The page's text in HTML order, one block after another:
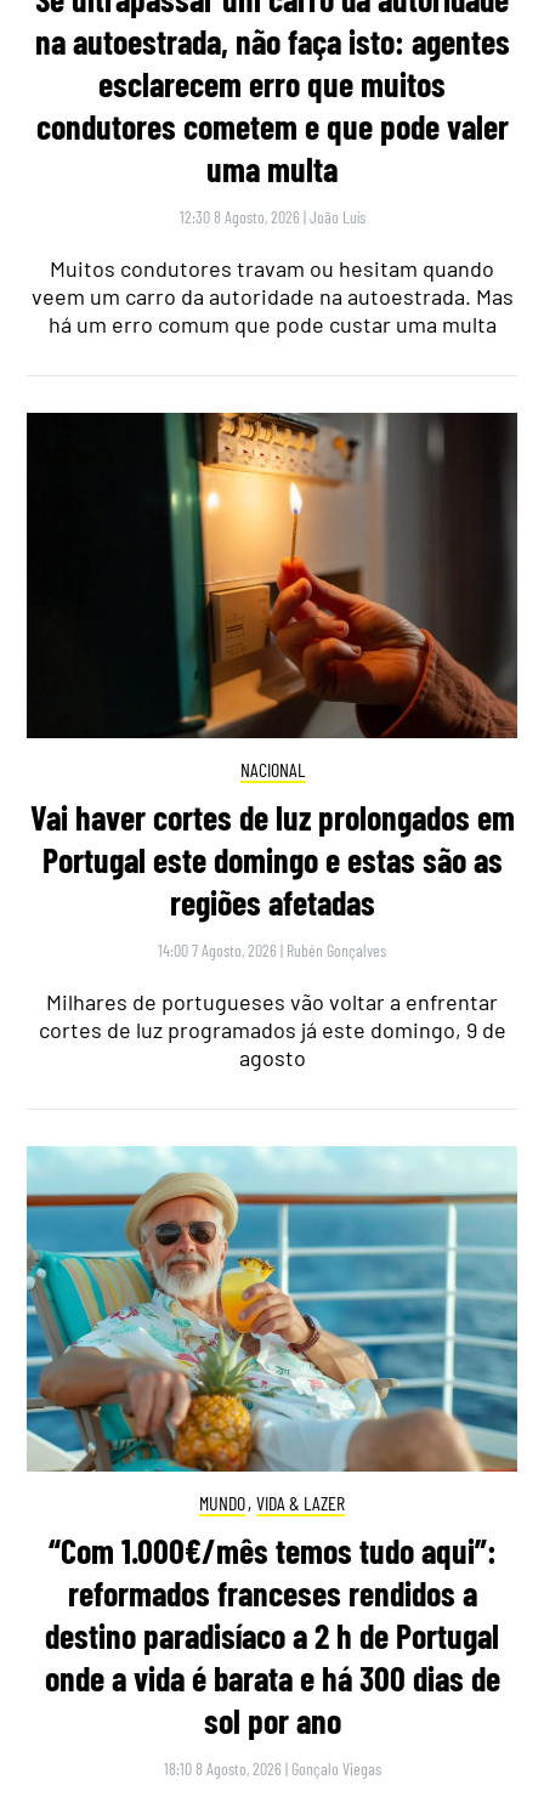
na autoestrada, não faça isto: agentes
esclarecem erro que muitos
condutores cometem e que pode valer
uma multa
12:30 8 Agosto, 2026 |João Luís
Muitos condutores travam ou hesitam quando
veem um carro da autoridade na autoestrada. Mas
há um erro comum que pode custar uma multa
NACIONAL
Vai haver cortes de luz prolongados em
Portugal este domingo e estas são as
regiões afetadas
14:00 7 Agosto, 2026 | Rubén Gonçalves
Milhares de portugueses vão voltar a enfrentar
cortes de luz programados já este domingo, 9 de
agosto
MUNDO, VIDA & LAZER
“Com 1.000€/mês temos tudo aqui”:
reformados franceses rendidos a
destino paradisíaco a 2 h de Portugal
onde a vida é barata e há 300 dias de
sol por ano
18:10 8 Agosto, 2026 | Gonçalo Viegas